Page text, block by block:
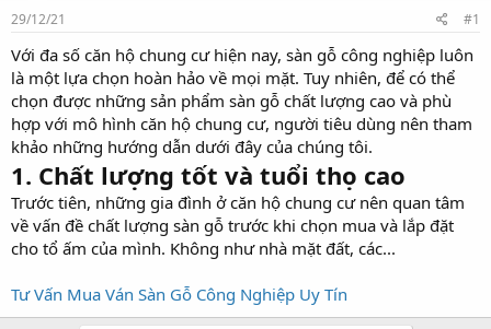
s
t
a
t
e
r
29/12/21 #1
Với đa số căn hộ chung cư hiện nay, sàn gỗ công nghiệp luôn
là một lựa chọn hoàn hảo về mọi mặt. Tuy nhiên, để có thể
chọn được những sản phẩm sàn gỗ chất lượng cao và phù
hợp với mô hình căn hộ chung cư, người tiêu dùng nên tham
khảo những hướng dẫn dưới đây của chúng tôi.
1. Chất lượng tốt và tuổi thọ cao
Trước tiên, những gia đình ở căn hộ chung cư nên quan tâm
về vấn đề chất lượng sàn gỗ trước khi chọn mua và lắp đặt
cho tổ ấm của mình. Không như nhà mặt đất, các...
Tư Vấn Mua Ván Sàn Gỗ Công Nghiệp Uy Tín